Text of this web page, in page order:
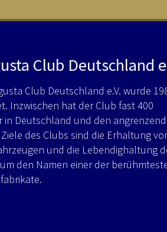
Club Deutschland
Club Deutschland e.V. wurde
Inzwischen hat der Club fast 400
in Deutschland und den
des Clubs sind die Erhaltung
und die Lebendighaltung
den Namen einer der